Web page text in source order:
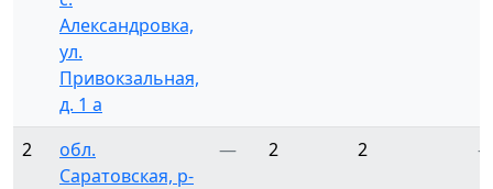
Александровка,
ул.
Привокзальная,
д. 1 а
2
обл.
Саратовская, р-
— 2 2